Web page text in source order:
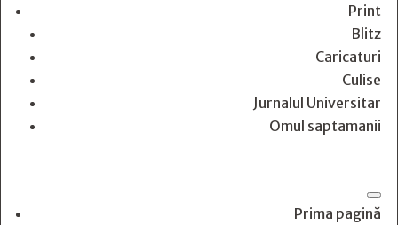
Print
Blitz
Caricaturi
Culise
Jurnalul Universitar
Omul saptamanii
Prima pagină